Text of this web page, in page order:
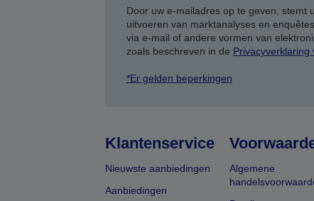
Door uw e-mailadres op te geven, stemt
uitvoeren van marktanalyses en
via e-mail of andere vormen van
zoals beschreven in de Privacyverklaring
*Er gelden beperkingen
Klantenservice
Nieuwste aanbiedingen
Aanbiedingen
Algemene